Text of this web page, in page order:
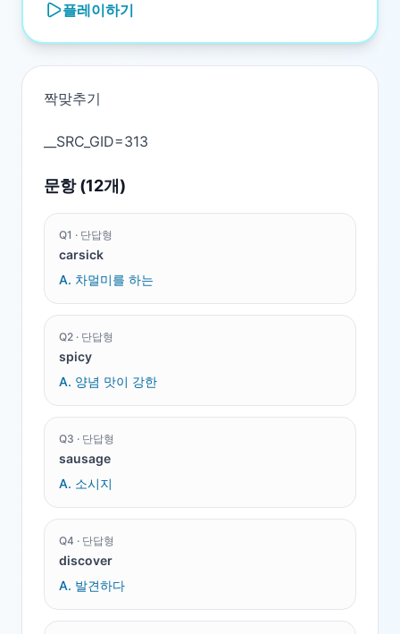
플레이하기
짝맞추기
문항 (12개)
Q1 · 단답형
carsick
A. 차멀미를 하는
Q2 · 단답형
spicy
A. 양념 맛이 강한
Q3 · 단답형
sausage
A. 소시지
Q4 · 단답형
discover
A. 발견하다